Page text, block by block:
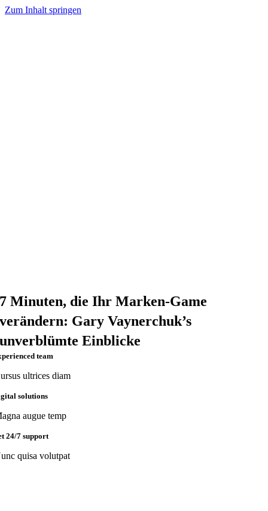
Zum Inhalt springen
7 Minuten, die Ihr Marken-Game
verändern: Gary Vaynerchuk’s
unverblümte Einblicke
team
ultrices diam
solutions
augue temp
24/7 support
quisa volutpat